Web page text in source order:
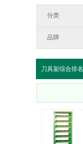
分类
品牌
刀具架综合排名